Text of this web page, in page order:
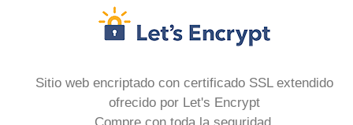
Sitio web encriptado con certificado SSL extendido
ofrecido por Let's Encrypt